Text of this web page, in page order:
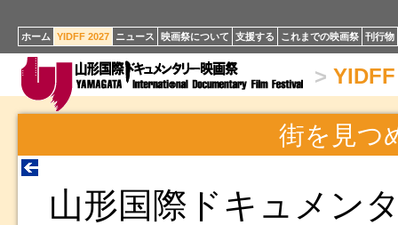
ホーム YIDFF 2027 ニュース 映画祭について 支援する これまでの映画祭 刊行物
>
街を見つ
山形国際ドキュメン